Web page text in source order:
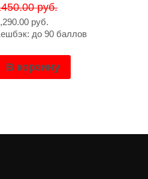
руб.
руб.
до 90 баллов
В корзину